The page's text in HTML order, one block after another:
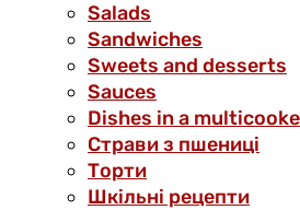
Salads
Sandwiches
Sweets and desserts
Sauces
Dishes in a
Страви з пшениці
Торти
Шкільні рецепти